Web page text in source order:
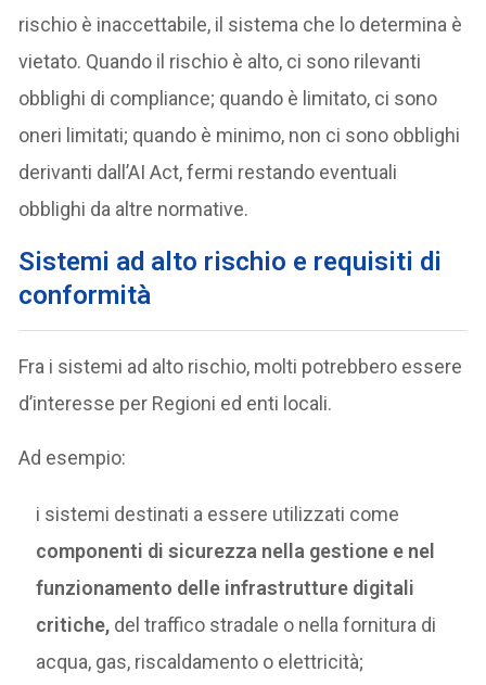
rischio è inaccettabile, il sistema che lo determina è
vietato. Quando il rischio è alto, ci sono rilevanti
obblighi di compliance; quando è limitato, ci sono
oneri limitati; quando è minimo, non ci sono obblighi
derivanti dall’AI Act, fermi restando eventuali
obblighi da altre normative.
Sistemi ad alto rischio e requisiti di
conformità
Fra i sistemi ad alto rischio, molti potrebbero essere
d’interesse per Regioni ed enti locali.
Ad esempio:
i sistemi destinati a essere utilizzati come
componenti di sicurezza nella gestione e nel
funzionamento delle infrastrutture digitali
critiche, del traffico stradale o nella fornitura di
acqua, gas, riscaldamento o elettricità;